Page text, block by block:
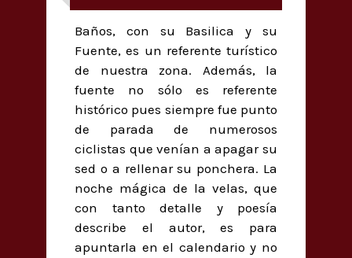
Baños, con su Basilica y su
Fuente, es un referente turístico
de nuestra zona. Además, la
fuente no sólo es referente
histórico pues siempre fue punto
de parada de numerosos
ciclistas que venían a apagar su
sed o a rellenar su ponchera. La
noche mágica de la velas, que
con tanto detalle y poesía
describe el autor, es para
apuntarla en el calendario y no